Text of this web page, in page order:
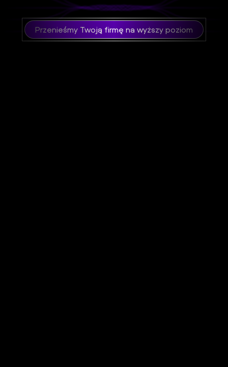
Przenieśmy Twoją firmę na wyższy poziom